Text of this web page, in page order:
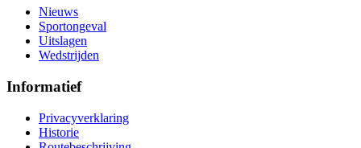
Nieuws
Sportongeval
Uitslagen
Wedstrijden
Informatief
Privacyverklaring
Historie